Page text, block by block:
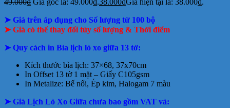
49.000₫ Giá gốc là: 49.000₫.38.000₫Giá hiện tại là: 38.000₫.
➤ Giá trên áp dụng cho Số lượng từ 100 bộ
➤ Giá có thể thay đổi tùy số lượng & Thời điểm
➤Quy cách in Bìa lịch lò xo giữa 13 tờ:
Kích thước bìa lịch: 37×68, 37x70cm
In Offset 13 tờ 1 mặt – Giấy C105gsm
In Metalize: Bế nổi, Ép kim, Halogam 7 màu
➤ Giá Lịch Lò Xo Giữa chưa bao gồm VAT và: